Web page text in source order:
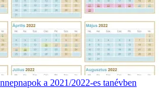
a 2021/2022-es tanévben